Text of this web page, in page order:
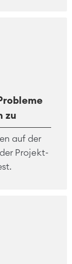
Management
und
zu
auf der
Projekt-